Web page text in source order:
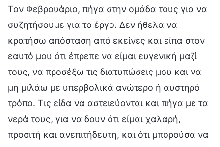
Τον Φεβρουάριο, πήγα στην ομάδα τους για να
συζητήσουμε για το έργο. Δεν ήθελα να
κρατήσω απόσταση από εκείνες και είπα στον
εαυτό μου ότι έπρεπε να είμαι ευγενική μαζί
τους, να προσέξω τις διατυπώσεις μου και να
μη μιλάω με υπερβολικά ανώτερο ή αυστηρό
τρόπο. Τις είδα να αστειεύονται και πήγα με τα
νερά τους, για να δουν ότι είμαι χαλαρή,
προσιτή και ανεπιτήδευτη, και ότι μπορούσα να